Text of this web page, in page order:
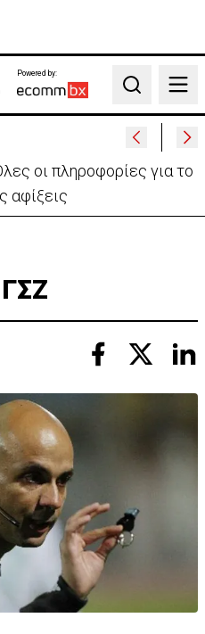
Powered by:
Search
οι πληροφορίες για το
αφίξεις